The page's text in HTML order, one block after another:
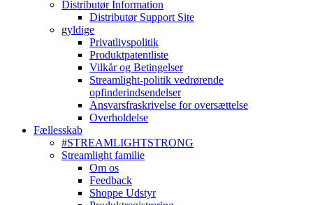
Distributør Information
Distributør Support Site
gyldige
Privatlivspolitik
Produktpatentliste
Vilkår og Betingelser
Streamlight-politik vedrørende
opfinderindsendelser
Ansvarsfraskrivelse for oversættelse
Overholdelse
Fællesskab
#STREAMLIGHTSTRONG
Streamlight familie
Om os
Feedback
Shoppe Udstyr